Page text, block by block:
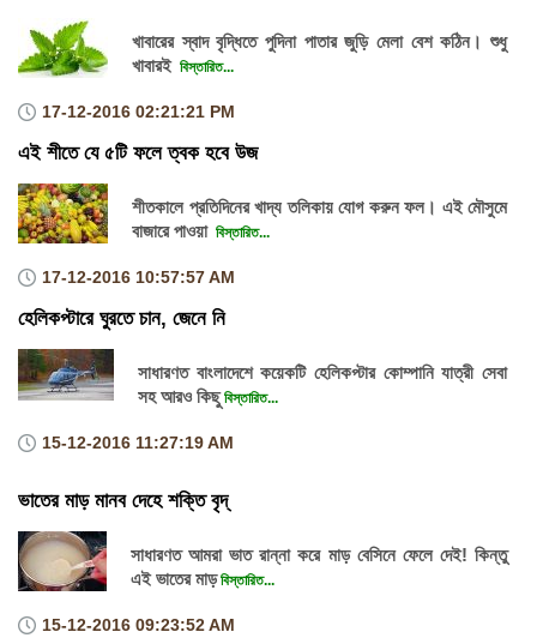
খাবারের স্বাদ বৃদ্ধিতে পুদিনা পাতার জুড়ি মেলা বেশ কঠিন। শুধু
খাবারই বিস্তারিত...
17-12-2016 02:21:21 PM
এই শীতে যে ৫টি ফলে ত্বক হবে উজ
শীতকালে প্রতিদিনের খাদ্য তলিকায় যোগ করুন ফল। এই মৌসুমে
বাজারে পাওয়া বিস্তারিত...
17-12-2016 10:57:57 AM
হেলিকপ্টারে ঘুরতে চান, জেনে নি
সাধারণত বাংলাদেশে কয়েকটি হেলিকপ্টার কোম্পানি যাত্রী সেবা
সহ আরও কিছুবিস্তারিত...
15-12-2016 11:27:19 AM
ভাতের মাড় মানব দেহে শক্তি বৃদ্
সাধারণত আমরা ভাত রান্না করে মাড় বেসিনে ফেলে দেই! কিন্তু
এই ভাতের মাড়বিস্তারিত...
15-12-2016 09:23:52 AM